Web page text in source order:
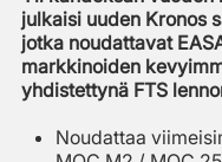
julkaisi uuden Kronos
jotka noudattavat
markkinoiden
yhdistettynä FTS
Noudattaa